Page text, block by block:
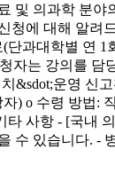
및 의과학 분
에 대해 알려
단과대학별 연
는 강의를
&sdot;운영
자) o 수령 방
사항 - [국
수 있습니다.